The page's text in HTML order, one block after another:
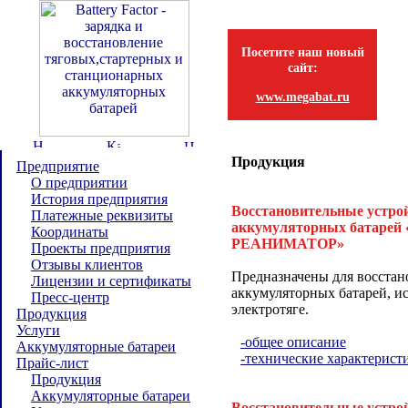
Посетите наш новый
сайт:
www.megabat.ru
Предприятие
О предприятии
История предприятия
Платежные реквизиты
Координаты
Проекты предприятия
Отзывы клиентов
Лицензии и сертификаты
Пресс-центр
Продукция
Услуги
Аккумуляторные батареи
Прайс-лист
Продукция
Аккумуляторные батареи
Продукция
Восстановительные
аккумуляторных
РЕАНИМАТОР»
Предназначены для
аккумуляторных батарей,
электротяге.
-общее описание
-технические